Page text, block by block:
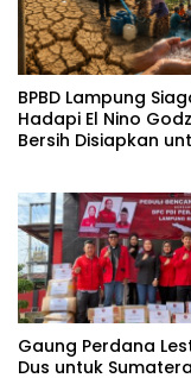
BPBD Lampung
Hadapi El Nino
Bersih Disiapkan
Gaung Perdana
Dus untuk Sumatera